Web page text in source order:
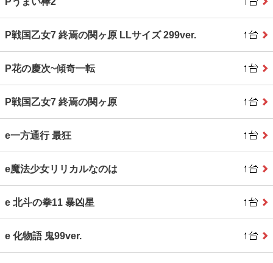
P戦国乙女7 終焉の関ヶ原 LLサイズ 299ver.
P花の慶次~傾奇一転
P戦国乙女7 終焉の関ヶ原
e一方通行 最狂
e魔法少女リリカルなのは
e 北斗の拳11 暴凶星
e 化物語 鬼99ver.